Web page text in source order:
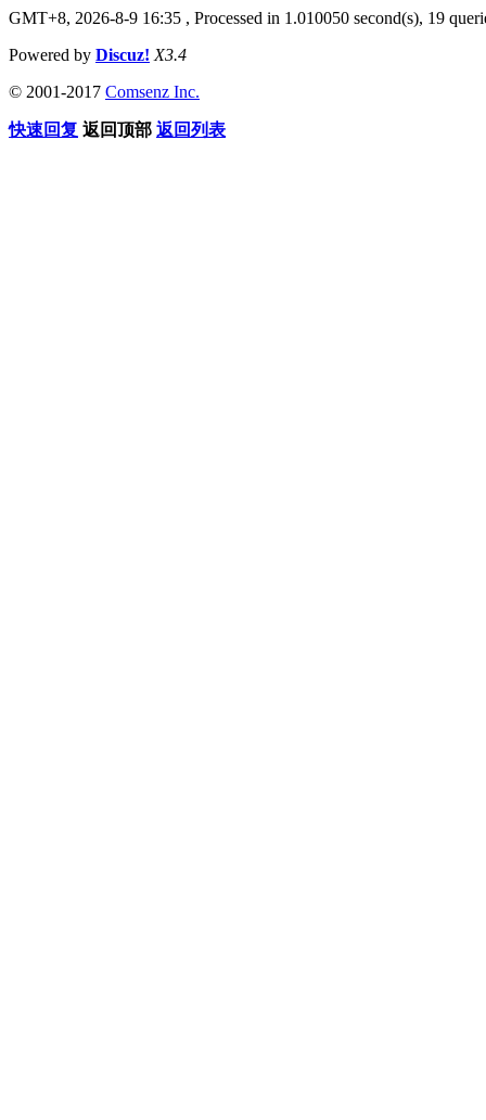
GMT+8, 2026-8-9 16:35 , Processed in 1.010050 second(s), 19
Powered by Discuz! X3.4
© 2001-2017 Comsenz Inc.
快速回复 返回顶部 返回列表